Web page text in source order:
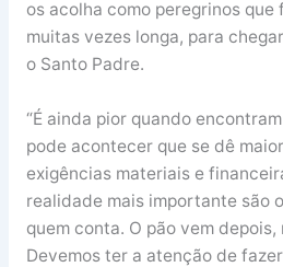
os acolha como peregrinos que
muitas vezes longa, para
o Santo Padre.
“É ainda pior quando
pode acontecer que se dê
exigências materiais e
realidade mais importante são
quem conta. O pão vem depois,
Devemos ter a atenção de